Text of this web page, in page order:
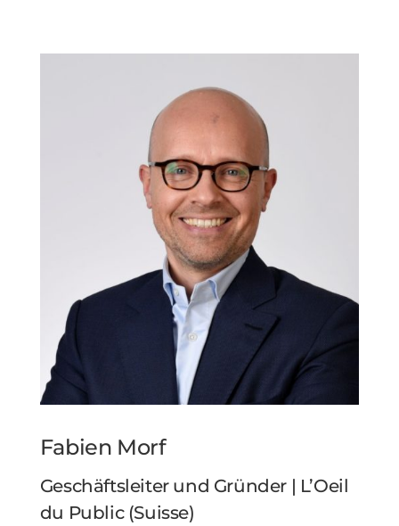
Fabien Morf
Geschäftsleiter und Gründer | L’Oeil
du Public (Suisse)